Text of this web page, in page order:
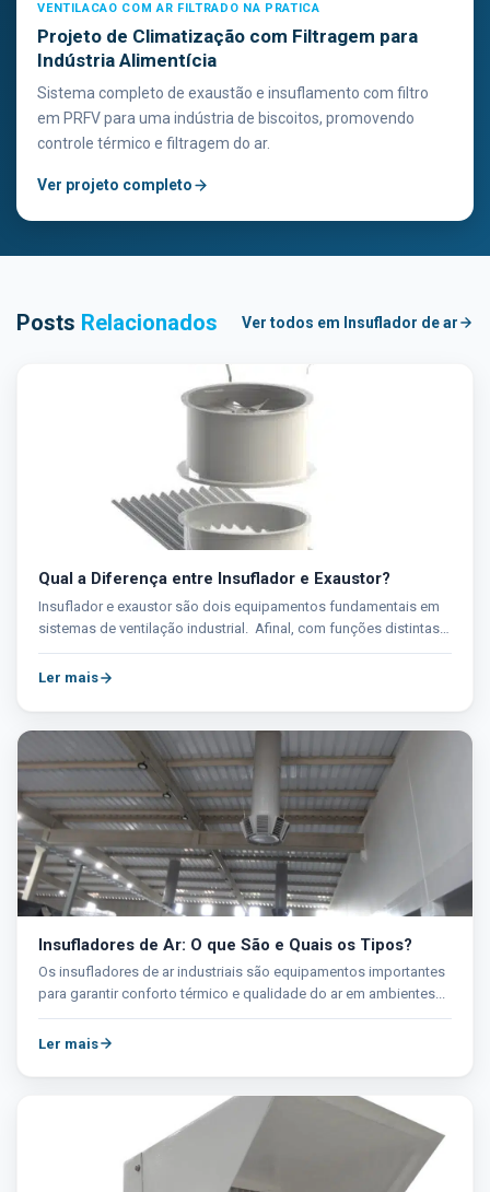
VENTILACAO COM AR FILTRADO NA PRATICA
Projeto de Climatização com Filtragem para
Indústria Alimentícia
Sistema completo de exaustão e insuflamento com filtro
em PRFV para uma indústria de biscoitos, promovendo
controle térmico e filtragem do ar.
Ver projeto completo
Posts Relacionados Ver todos em Insuflador de ar
Qual a Diferença entre Insuflador e Exaustor?
Insuflador e exaustor são dois equipamentos fundamentais em
sistemas de ventilação industrial. Afinal, com funções distintas,
eles contribuem...
Ler mais
Insufladores de Ar: O que São e Quais os Tipos?
Os insufladores de ar industriais são equipamentos importantes
para garantir conforto térmico e qualidade do ar em ambientes...
Ler mais